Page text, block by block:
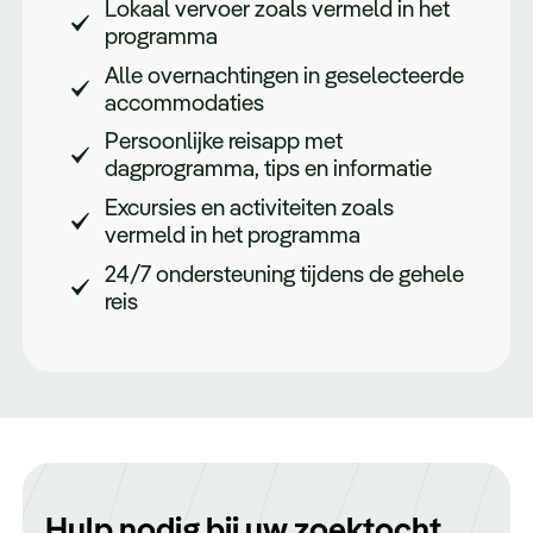
Lokaal vervoer zoals vermeld in het
programma
Alle overnachtingen in geselecteerde
accommodaties
Persoonlijke reisapp met
dagprogramma, tips en informatie
Excursies en activiteiten zoals
vermeld in het programma
24/7 ondersteuning tijdens de gehele
reis